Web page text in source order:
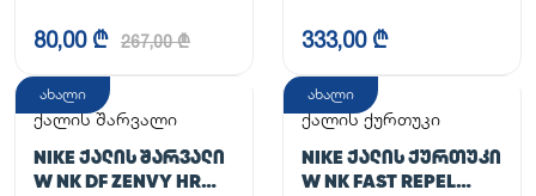
80,00 ₾ 267,00 ₾ 333,00 ₾
ახალი
ქალის შარვალი
NIKE ᲥᲐᲚᲘᲡ ᲨᲐᲠᲕᲐᲚᲘ
W NK DF ZENVY HR
ახალი
ქალის ქურთუკი
NIKE ᲥᲐᲚᲘᲡ ᲥᲣᲠᲗᲣᲙᲘ
W NK FAST REPEL